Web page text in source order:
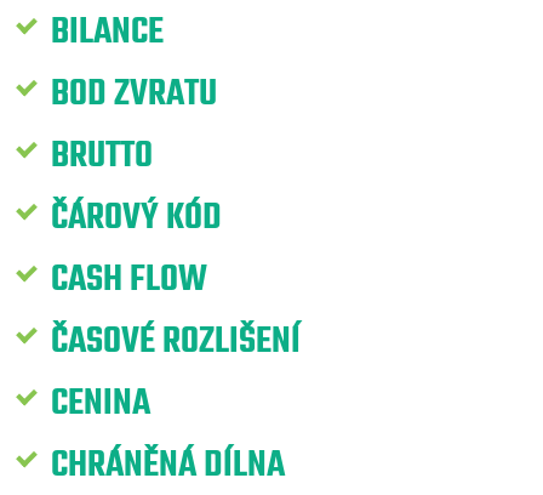
BILANCE
BOD ZVRATU
BRUTTO
ČÁROVÝ KÓD
CASH FLOW
ČASOVÉ ROZLIŠENÍ
CENINA
CHRÁNĚNÁ DÍLNA